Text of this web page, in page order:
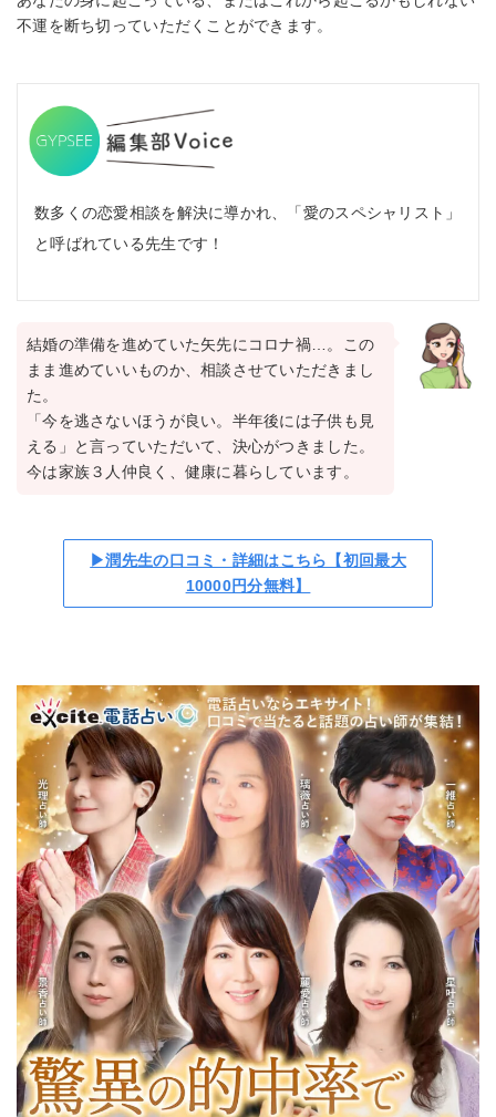
不運を断ち切っていただくことができます。
数多くの恋愛相談を解決に導かれ、「愛のスペシャリスト」
と呼ばれている先生です！
結婚の準備を進めていた矢先にコロナ禍…。この
まま進めていいものか、相談させていただきまし
た。
「今を逃さないほうが良い。半年後には子供も見
える」と言っていただいて、決心がつきました。
今は家族３人仲良く、健康に暮らしています。
▶潤先生の口コミ・詳細はこちら【初回最大
10000円分無料】